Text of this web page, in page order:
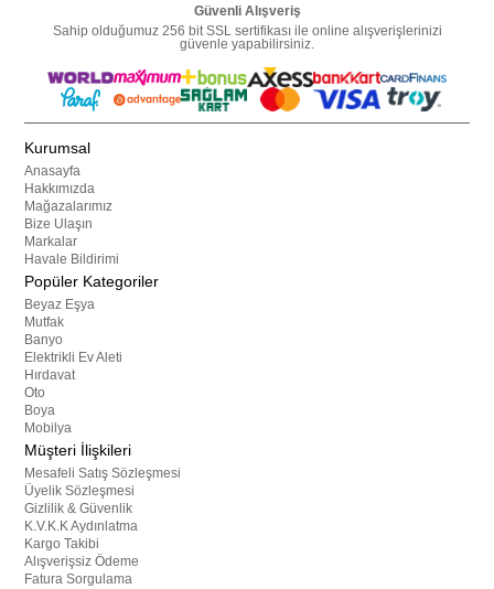
Güvenli Alışveriş
Sahip olduğumuz 256 bit SSL sertifikası ile online alışverişlerinizi
güvenle yapabilirsiniz.
Kurumsal
Anasayfa
Hakkımızda
Mağazalarımız
Bize Ulaşın
Markalar
Havale Bildirimi
Popüler Kategoriler
Beyaz Eşya
Mutfak
Banyo
Elektrikli Ev Aleti
Hırdavat
Oto
Boya
Mobilya
Müşteri İlişkileri
Mesafeli Satış Sözleşmesi
Üyelik Sözleşmesi
Gizlilik & Güvenlik
K.V.K.K Aydınlatma
Kargo Takibi
Alışverişsiz Ödeme
Fatura Sorgulama